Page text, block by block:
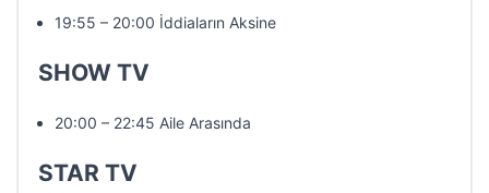
19:55 – 20:00 İddiaların Aksine
SHOW TV
20:00 – 22:45 Aile Arasında
STAR TV